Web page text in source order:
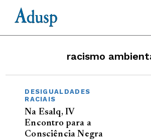
racismo
DESIGUALDADES
RACIAIS
Na Esalq, IV
Encontro para a
Consciência Negra